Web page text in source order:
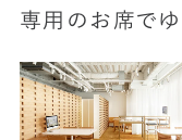
専用のお席でゆ